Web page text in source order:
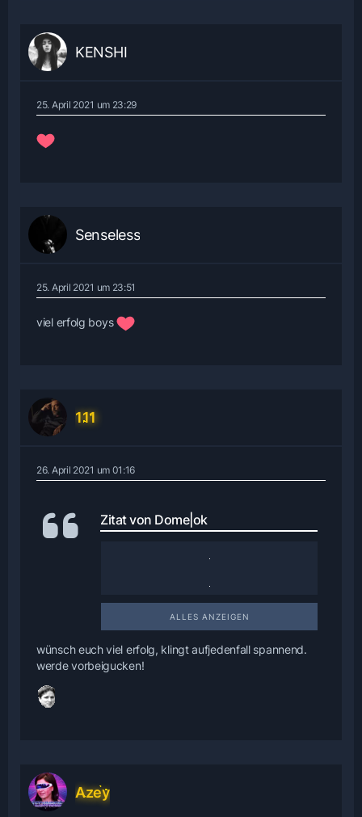
KENSHI
25. April 2021 um 23:29
Senseless
25. April 2021 um 23:51
viel erfolg boys
111
26. April 2021 um 01:16
Zitat von Dome|ok
Sollten weitere Fragen auftreten, kann
ALLES ANZEIGEN
wünsch euch viel erfolg, klingt aufjedenfall spannend.
werde vorbeigucken!
Azey